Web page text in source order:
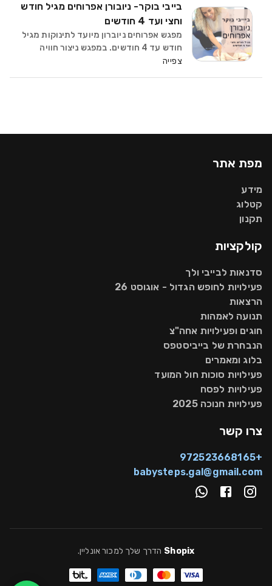
שירים, ותנ
בייבי בוקר- ניובורן אפרוחים מגיל חודש
וחצי ועד 4 חודשים
מפגש אפרוחים ניוברון מיועד לתינוקות מגיל
חודש עד 4 חודשים. במפגש ניצור חוויה
היקשרותית עוטפת שמסייעת לתינוקך
צפייה
מפת אתר
מידע
קטלוג
תקנון
קולקציות
סדנאות לבייבי ולך
פעילויות לחופש הגדול - אוגוסט 26
הרצאות
תנועה לאמהות
חוגים ופעילויות אחה"צ
הנבחרת של בייביסטפס
בלוג ומאמרים
פעילויות סוכות חול המועד
פעילויות לפסח
פעילויות חנוכה 2025
צרו קשר
+972523668165
babysteps.gal@gmail.com
Shopix הדרך שלך למכור אונליין.